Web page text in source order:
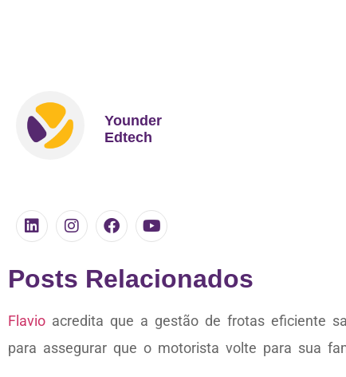
Younder
Edtech
Posts Relacionados
Flavio acredita que a gestão de frotas eficiente
para assegurar que o motorista volte para sua